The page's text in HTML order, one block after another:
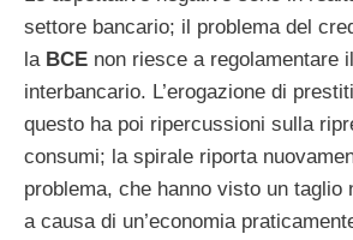
settore bancario; il problema del
la BCE non riesce a regolamentare
interbancario. L’erogazione di
questo ha poi ripercussioni sulla
consumi; la spirale riporta
problema, che hanno visto un taglio
a causa di un’economia